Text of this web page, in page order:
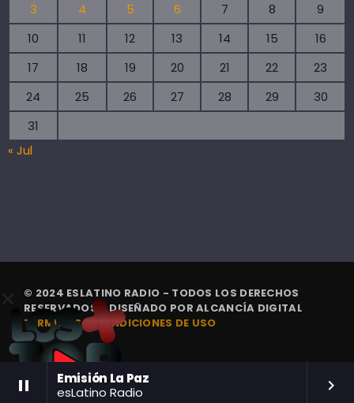
pause
Emisión La Paz
esLatino Radio
keyboard_arrow_right
3
4 5 6 7 8
9
10
11 12 13 14 15
16
17
18 19 20 21 22
23
24
25 26 27 28 29
30
31
« Jul
© 2024 ESLATINO RADIO - TODOS LOS DERECHOS
RESERVADOS. | DISEÑADO PORALCANCÍA DIGITAL
TÉRMINOS Y CONDICIONES DE USO